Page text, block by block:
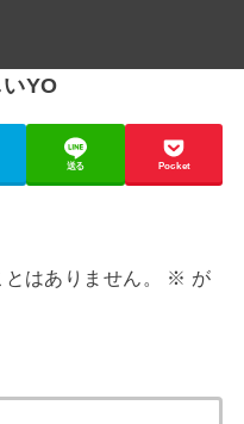
YO
送る Pocket
はありません。 ※ が